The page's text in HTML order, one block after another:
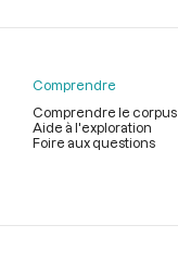
page
Comprendre
Comprendre le corpus
Aide à l'exploration
Foire aux questions